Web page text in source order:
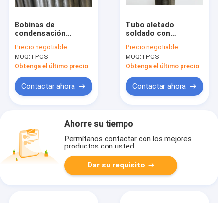
Bobinas de
condensación
aletado del titanio de
las calderas para los
cambiadores de
Precio:negotiable
MOQ:1 PCS
Obtenga el último precio
Contactar ahora
Tubo aletado
soldado con
de la industria del
fertilizante para los
cambiadores de
titanio
Precio:negotiable
MOQ:1 PCS
Obtenga el último precio
Contactar ahora
Ahorre su tiempo
Permítanos contactar con los mejores
productos con usted.
Dar su requisito